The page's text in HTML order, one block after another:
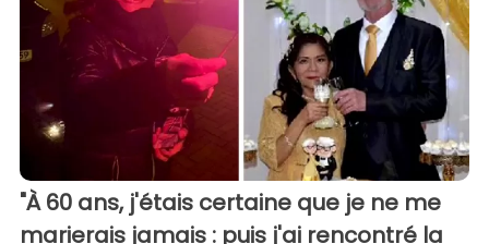
"À 60 ans, j'étais certaine que je ne me
marierais jamais : puis j'ai rencontré la